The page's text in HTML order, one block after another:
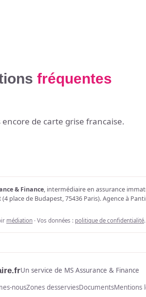
fréquentes
de carte grise francaise.
& Finance, intermédiaire en assurance
(4 place de Budapest, 75436 Paris). Agence à
médiation · Vos données : politique de confidentialité.
Un service de MS Assurance & Finance
nousZones desserviesDocumentsMentions